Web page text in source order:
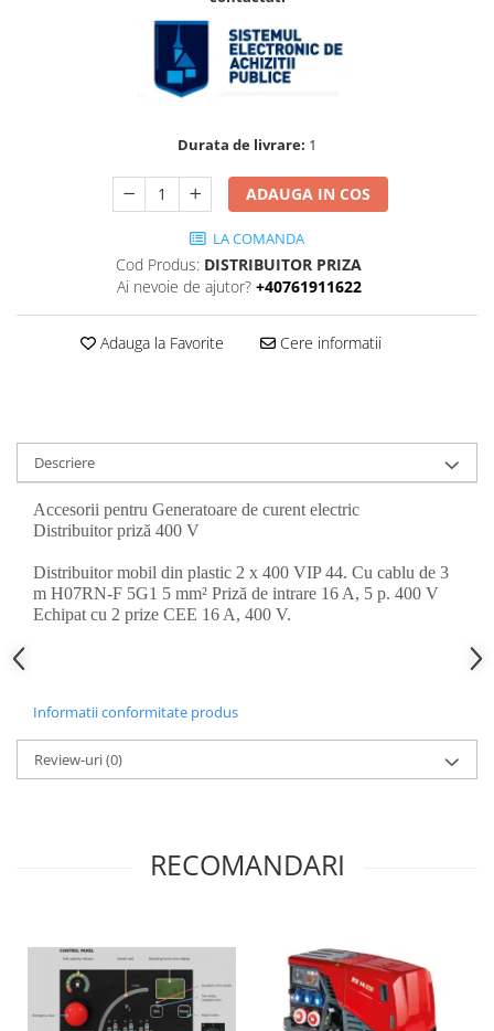
Aparate de respirat autonome
Accesorii pentru camere de
Accesorii de trecere a apei si
Accesorii detectare de gaz
Dispozitive de masurare radiatii
Diverse dispozitive de masurare
Filtre si sorburi
accesorii antifoc
Durata de livrare: 1
ADAUGA IN COS
LA COMANDA
Cod Produs: DISTRIBUITOR PRIZA
Ai nevoie de ajutor? +40761911622
Adauga la Favorite Cere informatii
Descriere
Accesorii pentru Generatoare de curent electric
Distribuitor priză 400 V
Distribuitor mobil din plastic 2 x 400 VIP 44. Cu cablu de 3
m H07RN-F 5G1 5 mm² Priză de intrare 16 A, 5 p. 400 V
Echipat cu 2 prize CEE 16 A, 400 V.
Informatii conformitate produs
Review-uri(0)
RECOMANDARI